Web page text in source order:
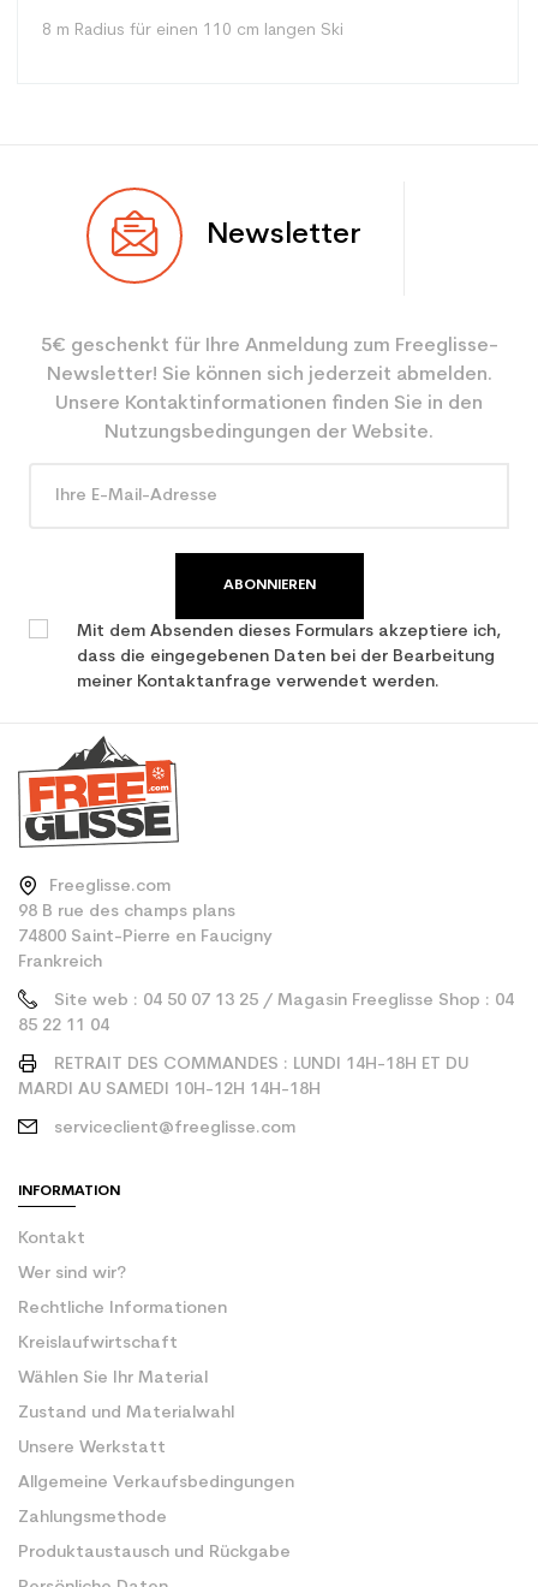
8 m Radius für einen 110 cm langen Ski
Benutzer Junior
Farbe Gelb
CO2-Einsparungen für
den Planeten (in kg)
2.1
Newsletter
5€ geschenkt für Ihre Anmeldung zum Freeglisse-
Newsletter! Sie können sich jederzeit abmelden.
Unsere Kontaktinformationen finden Sie in den
Nutzungsbedingungen der Website.
ABONNIEREN
Mit dem Absenden dieses Formulars akzeptiere ich,
dass die eingegebenen Daten bei der Bearbeitung
meiner Kontaktanfrage verwendet werden.
Freeglisse.com
98 B rue des champs plans
74800 Saint-Pierre en Faucigny
Frankreich
Site web : 04 50 07 13 25 / Magasin Freeglisse Shop : 04
85 22 11 04
RETRAIT DES COMMANDES : LUNDI 14H-18H ET DU
MARDI AU SAMEDI 10H-12H 14H-18H
serviceclient@freeglisse.com
INFORMATION
Kontakt
Wer sind wir?
Rechtliche Informationen
Kreislaufwirtschaft
Wählen Sie Ihr Material
Zustand und Materialwahl
Unsere Werkstatt
Allgemeine Verkaufsbedingungen
Zahlungsmethode
Produktaustausch und Rückgabe